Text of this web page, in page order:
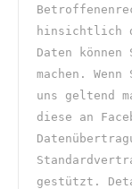
hinsichtlich
Daten
machen.
uns geltend
diese an
gestützt.